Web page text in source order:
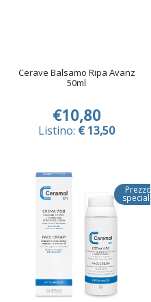
Cerave Balsamo Ripa Avanz
50ml
€10,80
Listino: € 13,50
Prezzo
speciale